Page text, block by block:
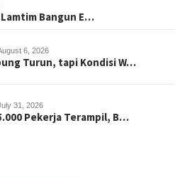
Bangun E…
6, 2026
Turun, tapi Kondisi W…
31, 2026
Pekerja Terampil, B…